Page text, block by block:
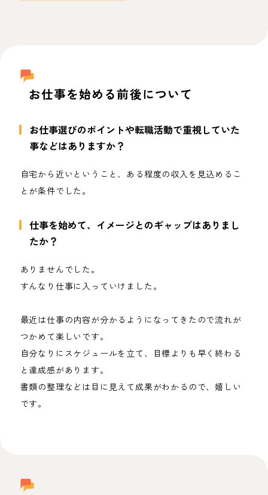
お仕事を始める前後について
お仕事選びのポイントや転職活動で重視していた
事などはありますか？
自宅から近いということ、ある程度の収入を見込めるこ
とが条件でした。
仕事を始めて、イメージとのギャップはありまし
たか？
ありませんでした。
すんなり仕事に入っていけました。
最近は仕事の内容が分かるようになってきたので流れが
つかめて楽しいです。
自分なりにスケジュールを立て、目標よりも早く終わる
と達成感があります。
書類の整理などは目に見えて成果がわかるので、嬉しい
です。